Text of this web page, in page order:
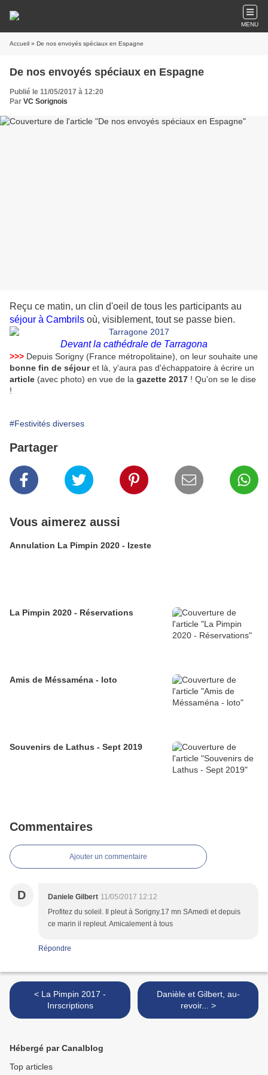
MENU
Accueil » De nos envoyés spéciaux en Espagne
De nos envoyés spéciaux en Espagne
Publié le 11/05/2017 à 12:20
Par VC Sorignois
Reçu ce matin, un clin d'oeil de tous les participants au
séjour à Cambrils où, visiblement, tout se passe bien.
Devant la cathédrale de Tarragona
>>> Depuis Sorigny (France métropolitaine), on leur souhaite une
bonne fin de séjouret là, y'aura pas d'échappatoire à écrire un
article (avec photo) en vue de la gazette 2017 ! Qu'on se le dise
!
#Festivités diverses
Partager
Vous aimerez aussi
Annulation La Pimpin 2020 - Izeste
La Pimpin 2020 - Réservations
Amis de Méssaména - loto
Souvenirs de Lathus - Sept 2019
Commentaires
Ajouter un commentaire
D Daniele Gilbert 11/05/2017 12:12
Profitez du soleil. Il pleut à Sorigny.17 mn SAmedi et depuis
ce marin il repleut. Amicalement à tous
Répondre
< La Pimpin 2017 -
Inrscriptions
Danièle et Gilbert, au-
revoir... >
Hébergé par Canalblog
Top articles